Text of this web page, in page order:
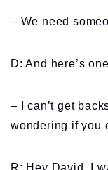
– We need
D: And here’s
– I can’t get
wondering if you